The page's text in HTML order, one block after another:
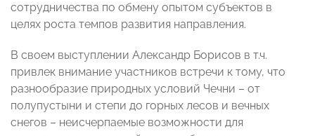
сотрудничества по обмену опытом субъектов в
целях роста темпов развития направления.
В своем выступлении Александр Борисов в т.ч.
привлек внимание участников встречи к тому, что
разнообразие природных условий Чечни – от
полупустыни и степи до горных лесов и вечных
снегов – неисчерпаемые возможности для